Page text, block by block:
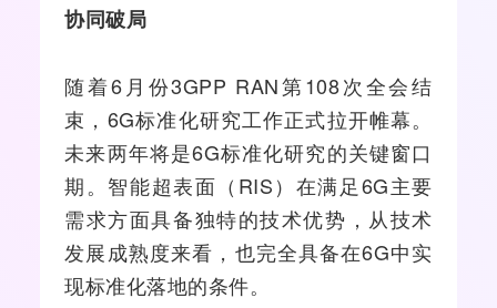
协同破局
随着6月份3GPP RAN第108次全会结
束，6G标准化研究工作正式拉开帷幕。
未来两年将是6G标准化研究的关键窗口
期。智能超表面（RIS）在满足6G主要
需求方面具备独特的技术优势，从技术
发展成熟度来看，也完全具备在6G中实
现标准化落地的条件。